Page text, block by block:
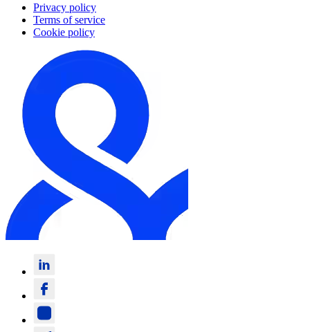
Privacy policy
Terms of service
Cookie policy